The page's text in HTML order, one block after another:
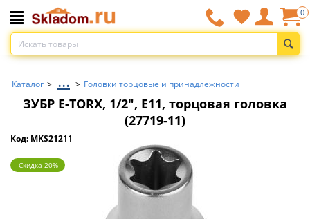
0
Каталог > ... > Головки торцовые и принадлежности
ЗУБР E-TORX, 1/2″, E11, торцовая головка
(27719-11)
Код: MKS21211
Скидка 20%